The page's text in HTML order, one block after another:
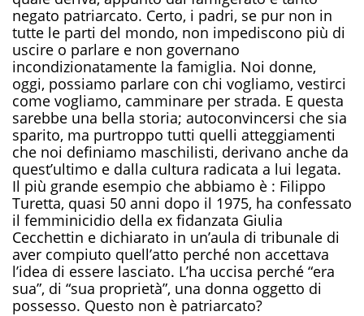
negato patriarcato. Certo, i padri, se pur non in
tutte le parti del mondo, non impediscono più di
uscire o parlare e non governano
incondizionatamente la famiglia. Noi donne,
oggi, possiamo parlare con chi vogliamo, vestirci
come vogliamo, camminare per strada. E questa
sarebbe una bella storia; autoconvincersi che sia
sparito, ma purtroppo tutti quelli atteggiamenti
che noi definiamo maschilisti, derivano anche da
quest’ultimo e dalla cultura radicata a lui legata.
Il più grande esempio che abbiamo è : Filippo
Turetta, quasi 50 anni dopo il 1975, ha confessato
il femminicidio della ex fidanzata Giulia
Cecchettin e dichiarato in un’aula di tribunale di
aver compiuto quell’atto perché non accettava
l’idea di essere lasciato. L’ha uccisa perché “era
sua”, di “sua proprietà”, una donna oggetto di
possesso. Questo non è patriarcato?